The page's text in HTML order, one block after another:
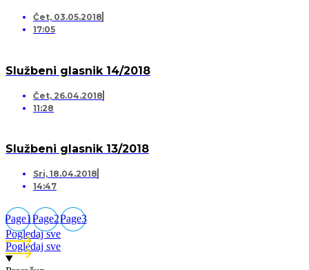
Čet, 03.05.2018
17:05
Službeni glasnik 14/2018
Čet, 26.04.2018
11:28
Službeni glasnik 13/2018
Sri, 18.04.2018
14:47
Page1Page2Page3
Pogledaj sve
Pogledaj sve